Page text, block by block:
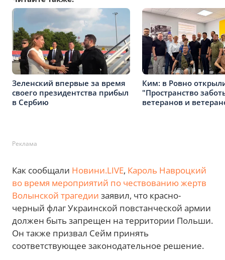
Зеленский впервые за время
своего президентства прибыл
в Сербию
Ким: в Ровно
"Пространство
ветеранов и
Реклама
Как сообщали Новини.LIVE, Кароль Навроцкий
во время мероприятий по чествованию жертв
Волынской трагедии заявил, что красно-
черный флаг Украинской повстанческой армии
должен быть запрещен на территории Польши.
Он также призвал Сейм принять
соответствующее законодательное решение.